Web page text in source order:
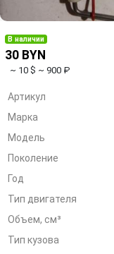
В наличии
30 BYN
~ 10 $ ~ 900 ₽
Артикул
Марка
Модель
Поколение
Год
Тип двигателя
Объем, см³
Тип кузова